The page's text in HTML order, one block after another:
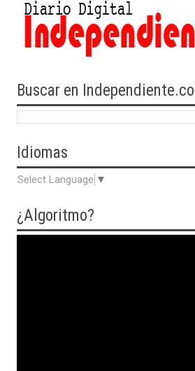
Buscar en
Idiomas
Select Language ▼
¿Algoritmo?